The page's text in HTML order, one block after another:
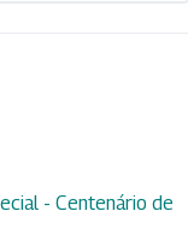
- Centenário de